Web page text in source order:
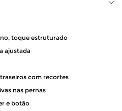
toque estruturado
ajustada
com recortes
nas pernas
e botão